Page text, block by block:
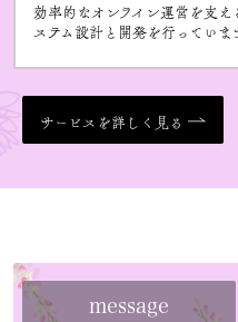
効率的なオンライン運営を支え
ステム設計と開発を行っていま
サービスを詳しく見る
message